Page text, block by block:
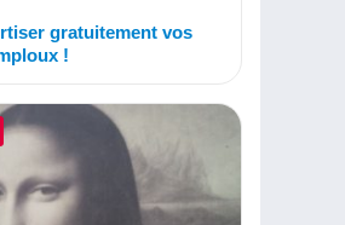
gratuitement vos
!